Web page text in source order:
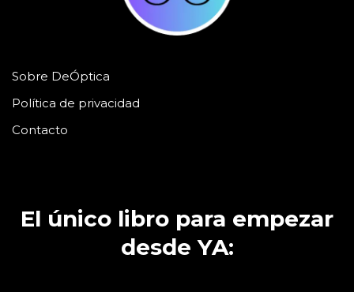
Sobre DeÓptica
Política de privacidad
Contacto
El único libro para empezar
desde YA: